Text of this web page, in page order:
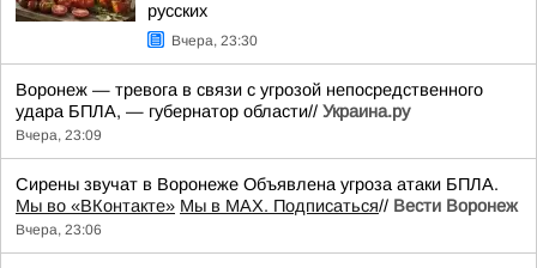
русских
Вчера, 23:30
Воронеж — тревога в связи с угрозой непосредственного
удара БПЛА, — губернатор области// Украина.ру
Вчера, 23:09
Сирены звучат в Воронеже Объявлена угроза атаки БПЛА.
Мы во «ВКонтакте» Мы в MAX. Подписаться// Вести Воронеж
Вчера, 23:06